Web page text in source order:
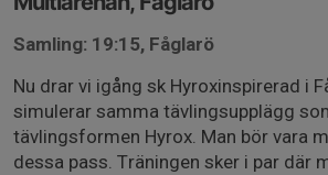
Samling: 19:15, Fåglarö
Nu drar vi igång sk Hyroxinspirerad i
simulerar samma tävlingsupplägg
tävlingsformen Hyrox. Man bör vara
dessa pass. Träningen sker i par där